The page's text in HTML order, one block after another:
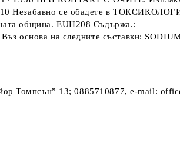
Незабавно се обадете в
община. EUH208 Съдържа.:
основа на следните съставки:
Томпсън” 13; 0885710877, e-mail: